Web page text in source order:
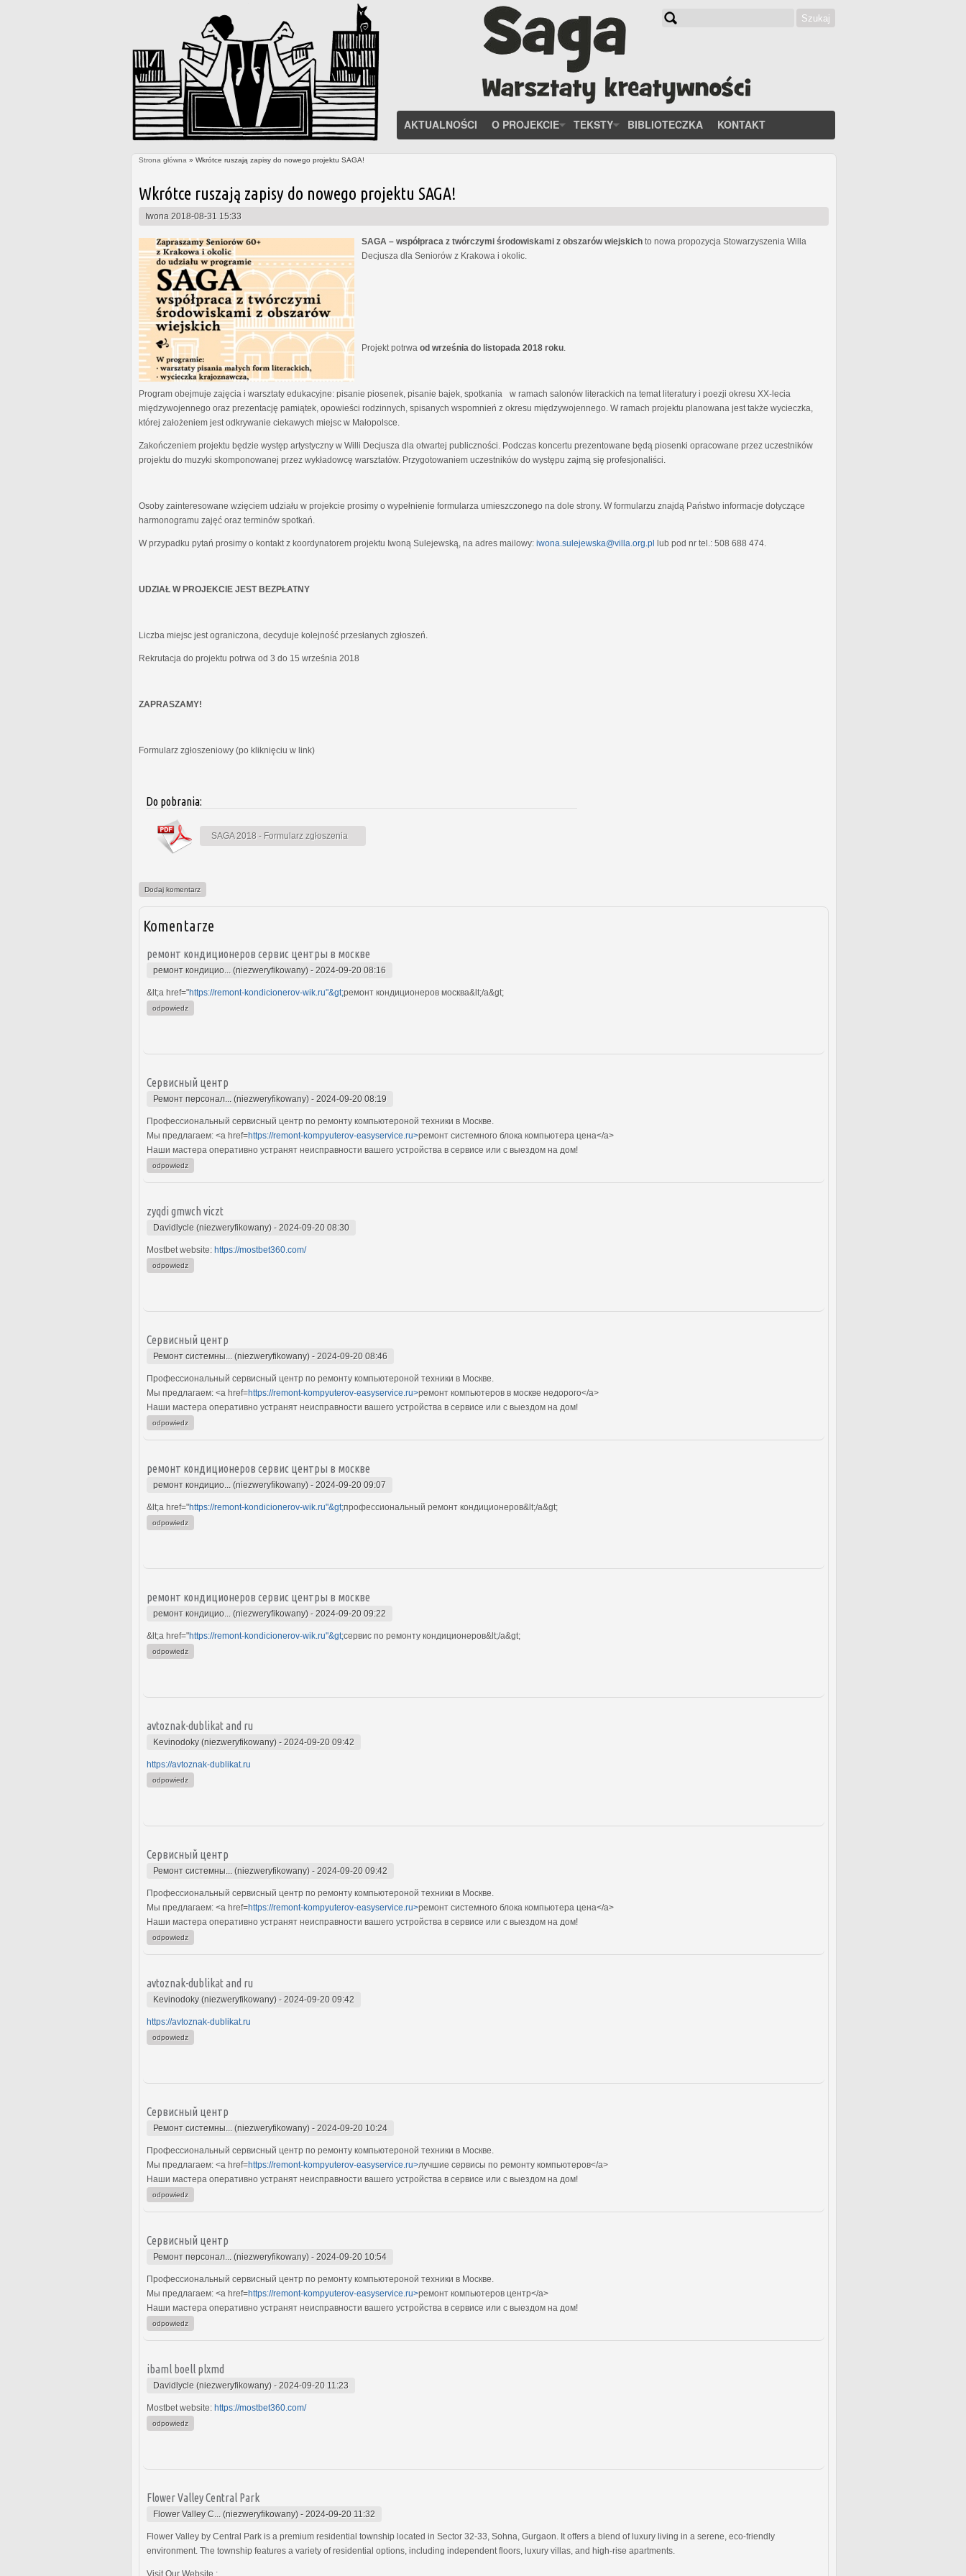
Szukaj
AKTUALNOŚCI O PROJEKCIE TEKSTY BIBLIOTECZKA KONTAKT
Strona główna » Wkrótce ruszają zapisy do nowego projektu SAGA!
Wkrótce ruszają zapisy do nowego projektu SAGA!
Iwona 2018-08-31 15:33
SAGA – współpraca z twórczymi środowiskami z obszarów wiejskich to nowa propozycja Stowarzyszenia Willa
Decjusza dla Seniorów z Krakowa i okolic.
Projekt potrwa od września do listopada 2018 roku
Program obejmuje zajęcia i warsztaty edukacyjne: pisanie piosenek, pisanie bajek, spotkania w ramach salonów literackich na temat literatury i poezji okresu XX-lecia
międzywojennego oraz prezentację pamiątek, opowieści rodzinnych, spisanych wspomnień z okresu międzywojennego. W ramach projektu planowana jest także wycieczka,
której założeniem jest odkrywanie ciekawych miejsc w Małopolsce.
Zakończeniem projektu będzie występ artystyczny w Willi Decjusza dla otwartej publiczności. Podczas koncertu prezentowane będą piosenki opracowane przez uczestników
projektu do muzyki skomponowanej przez wykładowcę warsztatów. Przygotowaniem uczestników do występu zajmą się profesjonaliści.
Osoby zainteresowane wzięciem udziału w projekcie prosimy o wypełnienie formularza umieszczonego na dole strony. W formularzu znajdą Państwo informacje dotyczące
harmonogramu zajęć oraz terminów spotkań.
W przypadku pytań prosimy o kontakt z koordynatorem projektu Iwoną Sulejewską, na adres mailowy: iwona.sulejewska@villa.org.pl lub pod nr tel.: 508 688 474.
UDZIAŁ W PROJEKCIE JEST BEZPŁATNY
Liczba miejsc jest ograniczona, decyduje kolejność przesłanych zgłoszeń.
Rekrutacja do projektu potrwa od 3 do 15 września 2018
ZAPRASZAMY!
Formularz zgłoszeniowy (po kliknięciu w link)
Do pobrania:
SAGA 2018 - Formularz zgłoszenia
Dodaj komentarz
Komentarze
ремонт кондиционеров сервис центры в москве
ремонт кондицио... (niezweryfikowany) - 2024-09-20 08:16
&lt;a href="https://remont-kondicionerov-wik.ru"&gt;ремонт кондиционеров москва&lt;/a&gt;
odpowiedz
Сервисный центр
Ремонт персонал... (niezweryfikowany) - 2024-09-20 08:19
Профессиональный сервисный центр по ремонту компьютероной техники в Москве.
Мы предлагаем: <a href=https://remont-kompyuterov-easyservice.ru>ремонт системного блока компьютера цена</a>
Наши мастера оперативно устранят неисправности вашего устройства в сервисе или с выездом на дом!
odpowiedz
zyqdi gmwch viczt
Davidlycle (niezweryfikowany) - 2024-09-20 08:30
Mostbet website: https://mostbet360.com/
odpowiedz
Сервисный центр
Ремонт системны... (niezweryfikowany) - 2024-09-20 08:46
Профессиональный сервисный центр по ремонту компьютероной техники в Москве.
Мы предлагаем: <a href=https://remont-kompyuterov-easyservice.ru>ремонт компьютеров в москве недорого</a>
Наши мастера оперативно устранят неисправности вашего устройства в сервисе или с выездом на дом!
odpowiedz
ремонт кондиционеров сервис центры в москве
ремонт кондицио... (niezweryfikowany) - 2024-09-20 09:07
&lt;a href="https://remont-kondicionerov-wik.ru"&gt;профессиональный ремонт кондиционеров&lt;/a&gt;
odpowiedz
ремонт кондиционеров сервис центры в москве
ремонт кондицио... (niezweryfikowany) - 2024-09-20 09:22
&lt;a href="https://remont-kondicionerov-wik.ru"&gt;сервис по ремонту кондиционеров&lt;/a&gt;
odpowiedz
avtoznak-dublikat and ru
Kevinodoky (niezweryfikowany) - 2024-09-20 09:42
https://avtoznak-dublikat.ru
odpowiedz
Сервисный центр
Ремонт системны... (niezweryfikowany) - 2024-09-20 09:42
Профессиональный сервисный центр по ремонту компьютероной техники в Москве.
Мы предлагаем: <a href=https://remont-kompyuterov-easyservice.ru>ремонт системного блока компьютера цена</a>
Наши мастера оперативно устранят неисправности вашего устройства в сервисе или с выездом на дом!
odpowiedz
avtoznak-dublikat and ru
Kevinodoky (niezweryfikowany) - 2024-09-20 09:42
https://avtoznak-dublikat.ru
odpowiedz
Сервисный центр
Ремонт системны... (niezweryfikowany) - 2024-09-20 10:24
Профессиональный сервисный центр по ремонту компьютероной техники в Москве.
Мы предлагаем: <a href=https://remont-kompyuterov-easyservice.ru>лучшие сервисы по ремонту компьютеров</a>
Наши мастера оперативно устранят неисправности вашего устройства в сервисе или с выездом на дом!
odpowiedz
Сервисный центр
Ремонт персонал... (niezweryfikowany) - 2024-09-20 10:54
Профессиональный сервисный центр по ремонту компьютероной техники в Москве.
Мы предлагаем: <a href=https://remont-kompyuterov-easyservice.ru>ремонт компьютеров центр</a>
Наши мастера оперативно устранят неисправности вашего устройства в сервисе или с выездом на дом!
odpowiedz
ibaml boell plxmd
Davidlycle (niezweryfikowany) - 2024-09-20 11:23
Mostbet website: https://mostbet360.com/
odpowiedz
Flower Valley Central Park
Flower Valley C... (niezweryfikowany) - 2024-09-20 11:32
Flower Valley by Central Park is a premium residential township located in Sector 32-33, Sohna, Gurgaon. It offers a blend of luxury living in a serene, eco-friendly
environment. The township features a variety of residential options, including independent floors, luxury villas, and high-rise apartments.
Visit Our Website :